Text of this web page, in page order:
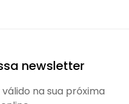
newsletter
na sua próxima